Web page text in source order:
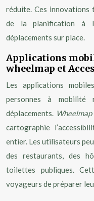
réduite. Ces innovations
de la planification à
déplacements sur place.
Applications
wheelmap et
Les applications
personnes à
déplacements.
cartographie
entier. Les utilisateurs
des restaurants, des
toilettes publiques.
voyageurs de préparer